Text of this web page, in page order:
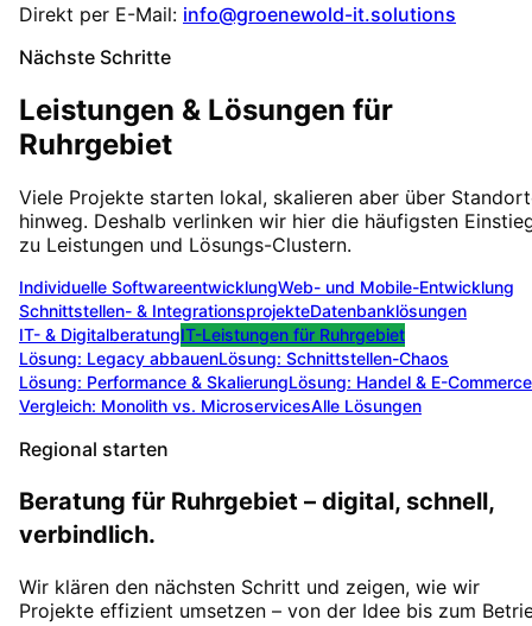
Direkt per E-Mail: info@groenewold-it.solutions
Nächste Schritte
Leistungen & Lösungen für
Ruhrgebiet
Viele Projekte starten lokal, skalieren aber über
hinweg. Deshalb verlinken wir hier die häufigsten
zu Leistungen und Lösungs-Clustern.
Individuelle SoftwareentwicklungWeb- und Mobile-Entwicklung
Schnittstellen- & IntegrationsprojekteDatenbanklösungen
IT- & DigitalberatungIT-Leistungen für Ruhrgebiet
Lösung: Legacy abbauenLösung: Schnittstellen-Chaos
Lösung: Performance & SkalierungLösung: Handel & E-Commerce
Vergleich: Monolith vs. MicroservicesAlle Lösungen
Regional starten
Beratung für Ruhrgebiet – digital, schnell,
verbindlich.
Wir klären den nächsten Schritt und zeigen, wie wir
Projekte effizient umsetzen – von der Idee bis zum